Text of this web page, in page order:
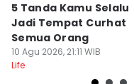
5 Tanda Kamu Selalu
Jadi Tempat Curhat
Semua Orang
10 Agu 2026, 21:11 WIB
Life